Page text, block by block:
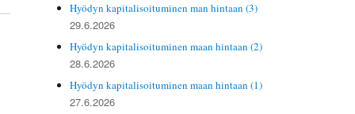
Hyödyn kapitalisoituminen man hintaan (3)
29.6.2026
Hyödyn kapitalisoituminen maan hintaan (2)
28.6.2026
Hyödyn kapitalisoituminen maan hintaan (1)
27.6.2026